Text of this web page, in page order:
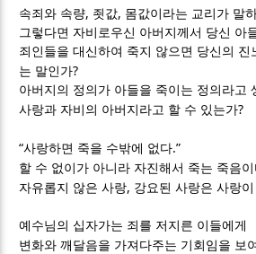
속죄와 속량, 죗값, 몸값이라는 교리가 말
그렇다면 자비로우신 아버지께서 당신 아
죄인들을 대신하여 죽지 않으면 당신의 진
는 말인가?
아버지의 정의가 아들을 죽이는 정의라고
사랑과 자비의 아버지라고 할 수 있는가?
“사랑하면 죽을 수밖에 없다.”
할 수 없이가 아니라 자진해서 죽는 죽음
자유롭지 않은 사랑, 강요된 사랑은 사랑
예수님의 십자가는 죄를 저지른 이들에게
변화와 깨달음을 가져다주는 기회임을 보